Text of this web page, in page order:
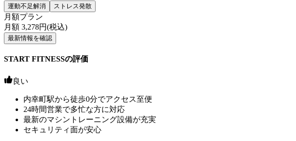
運動不足解消 ストレス発散
月額プラン
月額 3,278円(税込)
最新情報を確認
START FITNESSの評価
良い
内幸町駅から徒歩0分でアクセス至便
24時間営業で多忙な方に対応
最新のマシントレーニング設備が充実
セキュリティ面が安心